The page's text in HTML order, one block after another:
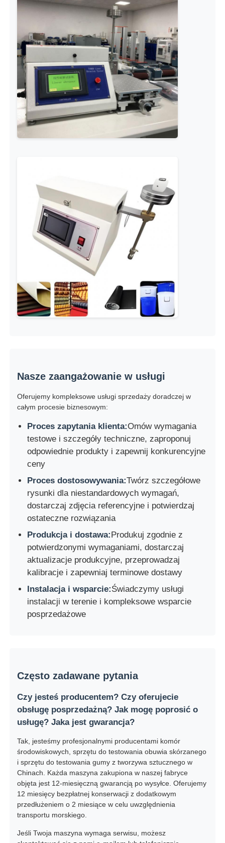
Nasze zaangażowanie w usługi
Oferujemy kompleksowe usługi sprzedaży doradczej w
całym procesie biznesowym:
Proces zapytania klienta:Omów wymagania
testowe i szczegóły techniczne, zaproponuj
odpowiednie produkty i zapewnij konkurencyjne
ceny
Proces dostosowywania:Twórz szczegółowe
rysunki dla niestandardowych wymagań,
dostarczaj zdjęcia referencyjne i potwierdzaj
ostateczne rozwiązania
Produkcja i dostawa:Produkuj zgodnie z
potwierdzonymi wymaganiami, dostarczaj
aktualizacje produkcyjne, przeprowadzaj
kalibracje i zapewniaj terminowe dostawy
Instalacja i wsparcie:Świadczymy usługi
instalacji w terenie i kompleksowe wsparcie
posprzedażowe
Często zadawane pytania
Czy jesteś producentem? Czy oferujecie
obsługę posprzedażną? Jak mogę poprosić o
usługę? Jaka jest gwarancja?
Tak, jesteśmy profesjonalnymi producentami komór
środowiskowych, sprzętu do testowania obuwia skórzanego
i sprzętu do testowania gumy z tworzywa sztucznego w
Chinach. Każda maszyna zakupiona w naszej fabryce
objęta jest 12-miesięczną gwarancją po wysyłce. Oferujemy
12 miesięcy bezpłatnej konserwacji z dodatkowym
przedłużeniem o 2 miesiące w celu uwzględnienia
transportu morskiego.
Jeśli Twoja maszyna wymaga serwisu, możesz